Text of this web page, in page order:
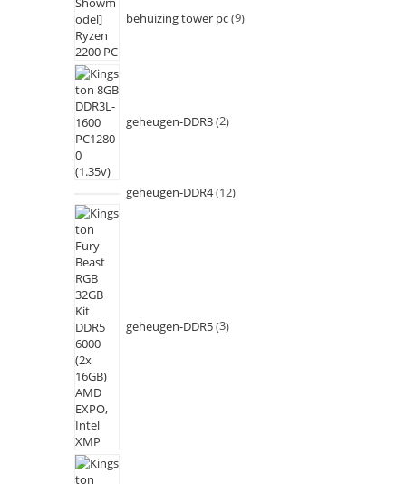
behuizing tower pc 9
geheugen-DDR3 2
geheugen-DDR4 12
geheugen-DDR5 3